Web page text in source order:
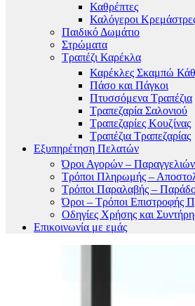
Καθρέπτες
Καλόγεροι
Παιδικό Δωμάτιο
Στρώματα
Τραπέζι Καρέκλα
Καρέκλες Σκαμπώ
Πάσο και Πάγκοι
Πτυσσόμενα Τραπέζια
Τραπεζαρία Σαλονιού
Τραπεζαρίες Κουζίνας
Τραπέζια Τραπεζαρίας
Εξυπηρέτηση Πελατών
Όροι Αγορών – Παραγγελιών
Τρόποι Πληρωμής –
Τρόποι Παραλαβής –
Όροι – Τρόποι Επιστροφής
Οδηγίες Χρήσης και
Επικοινωνία με εμάς